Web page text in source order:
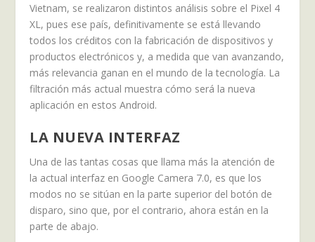
Vietnam, se realizaron distintos análisis sobre el Pixel 4
XL, pues ese país, definitivamente se está llevando
todos los créditos con la fabricación de dispositivos y
productos electrónicos y, a medida que van avanzando,
más relevancia ganan en el mundo de la tecnología. La
filtración más actual muestra cómo será la nueva
aplicación en estos Android.
LA NUEVA INTERFAZ
Una de las tantas cosas que llama más la atención de
la actual interfaz en Google Camera 7.0, es que los
modos no se sitúan en la parte superior del botón de
disparo, sino que, por el contrario, ahora están en la
parte de abajo.